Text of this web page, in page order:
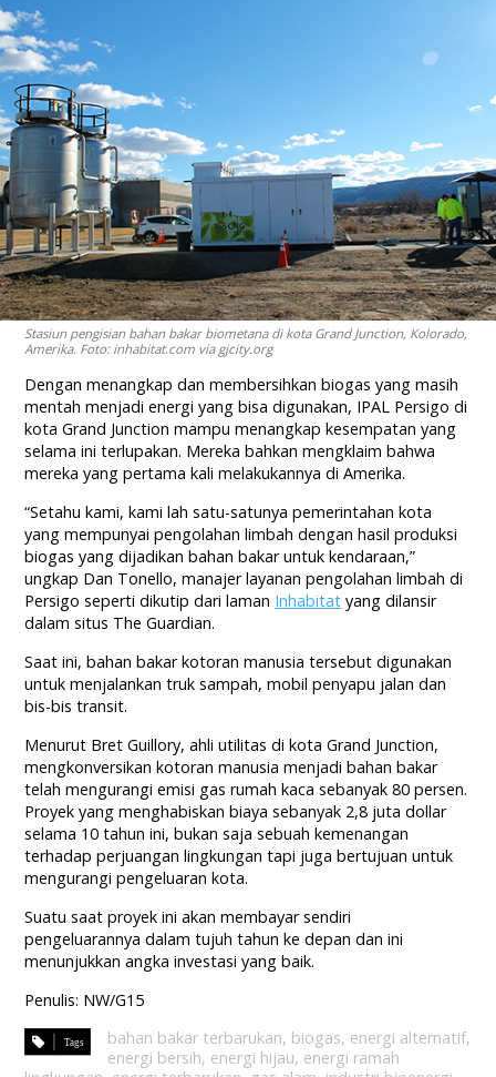
Stasiun pengisian bahan bakar biometana di kota Grand Junction, Kolorado,
Amerika. Foto: inhabitat.com via gjcity.org
Dengan menangkap dan membersihkan biogas yang masih
mentah menjadi energi yang bisa digunakan, IPAL Persigo di
kota Grand Junction mampu menangkap kesempatan yang
selama ini terlupakan. Mereka bahkan mengklaim bahwa
mereka yang pertama kali melakukannya di Amerika.
“Setahu kami, kami lah satu-satunya pemerintahan kota
yang mempunyai pengolahan limbah dengan hasil produksi
biogas yang dijadikan bahan bakar untuk kendaraan,”
ungkap Dan Tonello, manajer layanan pengolahan limbah di
Persigo seperti dikutip dari laman Inhabitat yang dilansir
dalam situs The Guardian.
Saat ini, bahan bakar kotoran manusia tersebut digunakan
untuk menjalankan truk sampah, mobil penyapu jalan dan
bis-bis transit.
Menurut Bret Guillory, ahli utilitas di kota Grand Junction,
mengkonversikan kotoran manusia menjadi bahan bakar
telah mengurangi emisi gas rumah kaca sebanyak 80 persen.
Proyek yang menghabiskan biaya sebanyak 2,8 juta dollar
selama 10 tahun ini, bukan saja sebuah kemenangan
terhadap perjuangan lingkungan tapi juga bertujuan untuk
mengurangi pengeluaran kota.
Suatu saat proyek ini akan membayar sendiri
pengeluarannya dalam tujuh tahun ke depan dan ini
menunjukkan angka investasi yang baik.
Penulis: NW/G15
bahan bakar terbarukan, biogas, energi alternatif,
energi bersih, energi hijau, energi ramah